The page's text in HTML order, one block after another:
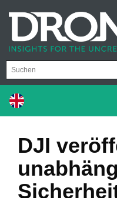
DJI